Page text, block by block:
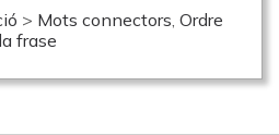
> Mots connectors, Ordre
frase